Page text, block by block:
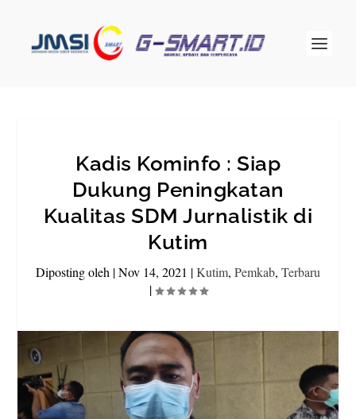
Kadis Kominfo : Siap
Dukung Peningkatan
Kualitas SDM Jurnalistik di
Kutim
Diposting oleh |Nov 14, 2021 |Kutim, Pemkab, Terbaru
|